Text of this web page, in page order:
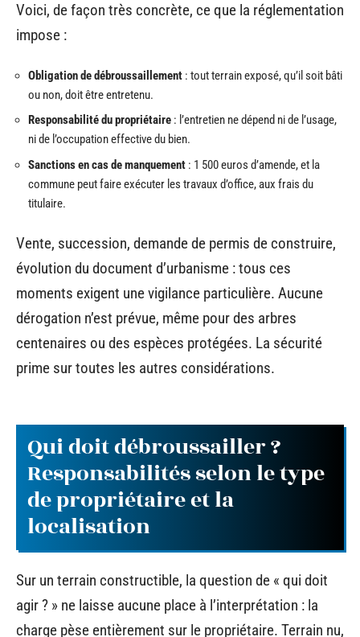
Voici, de façon très concrète, ce que la réglementation
impose :
Obligation de débroussaillement : tout terrain exposé, qu’il soit bâti
ou non, doit être entretenu.
Responsabilité du propriétaire : l’entretien ne dépend ni de l’usage,
ni de l’occupation effective du bien.
Sanctions en cas de manquement : 1 500 euros d’amende, et la
commune peut faire exécuter les travaux d’office, aux frais du
titulaire.
Vente, succession, demande de permis de construire,
évolution du document d’urbanisme : tous ces
moments exigent une vigilance particulière. Aucune
dérogation n’est prévue, même pour des arbres
centenaires ou des espèces protégées. La sécurité
prime sur toutes les autres considérations.
Qui doit débroussailler ?
Responsabilités selon le type
de propriétaire et la
localisation
Sur un terrain constructible, la question de « qui doit
agir ? » ne laisse aucune place à l’interprétation : la
charge pèse entièrement sur le propriétaire. Terrain nu,